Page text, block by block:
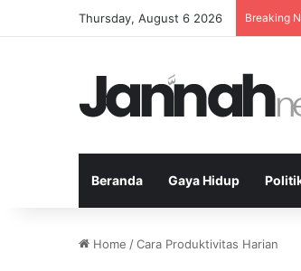
Thursday, August 6 2026 Breaking
Beranda Gaya Hidup
Home /Cara Produktivitas Harian